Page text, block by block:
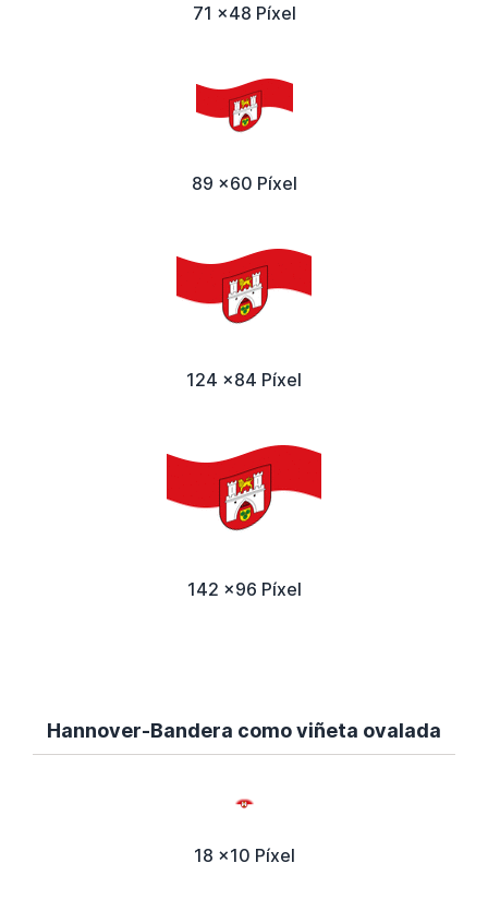
71 x48 Píxel
89 x60 Píxel
124 x84 Píxel
142 x96 Píxel
Hannover-Bandera como viñeta ovalada
18 x10 Píxel